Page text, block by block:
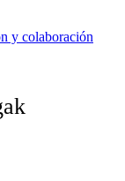
y colaboración